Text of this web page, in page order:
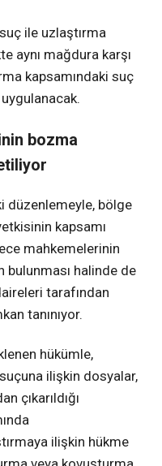
ile uzlaştırma
aynı mağdura karşı
kapsamındaki suç
bozma
düzenlemeyle, bölge
kapsamı
mahkemelerinin
bulunması halinde de
tarafından
tanınıyor.
hükümle,
ilişkin dosyalar,
çıkarıldığı
ilişkin hükme